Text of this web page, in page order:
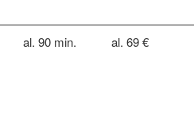
al. 90 min. al. 69 €